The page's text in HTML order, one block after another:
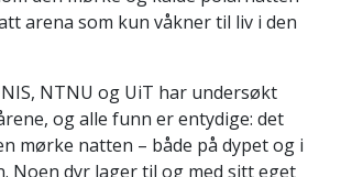
arena som kun våkner til liv i den
NTNU og UiT har undersøkt
og alle funn er entydige: det
mørke natten – både på dypet og i
Noen dyr lager til og med sitt eget